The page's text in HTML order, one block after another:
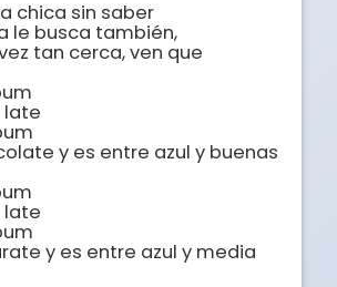
chica sin saber
le busca también,
tan cerca, ven que
late
y es entre azul y buenas
late
y es entre azul y media